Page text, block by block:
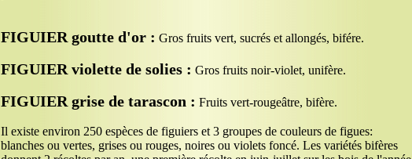
FIGUIER goutte d'or : Gros fruits vert, sucrés et allongés, bifére.
FIGUIER violette de solies : Gros fruits noir-violet, unifère.
FIGUIER grise de tarascon : Fruits vert-rougeâtre, bifère.
Il existe environ 250 espèces de figuiers et 3 groupes de couleurs de figues:
blanches ou vertes, grises ou rouges, noires ou violets foncé. Les variétés bifères